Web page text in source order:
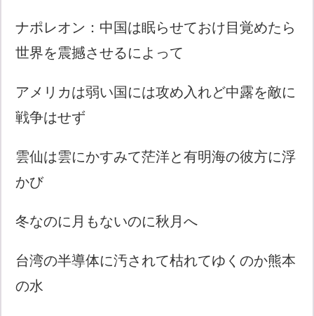
ナポレオン：中国は眠らせておけ目覚めたら
世界を震撼させるによって
アメリカは弱い国には攻め入れど中露を敵に
戦争はせず
雲仙は雲にかすみて茫洋と有明海の彼方に浮
かび
冬なのに月もないのに秋月へ
台湾の半導体に汚されて枯れてゆくのか熊本
の水